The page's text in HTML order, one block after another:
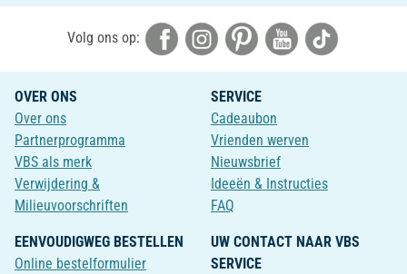
Volg ons op:
OVER ONS
Over ons
Partnerprogramma
VBS als merk
Verwijdering &
Milieuvoorschriften
SERVICE
Cadeaubon
Vrienden werven
Nieuwsbrief
Ideeën & Instructies
FAQ
EENVOUDIGWEG BESTELLEN
Online bestelformulier
UW CONTACT NAAR VBS
SERVICE